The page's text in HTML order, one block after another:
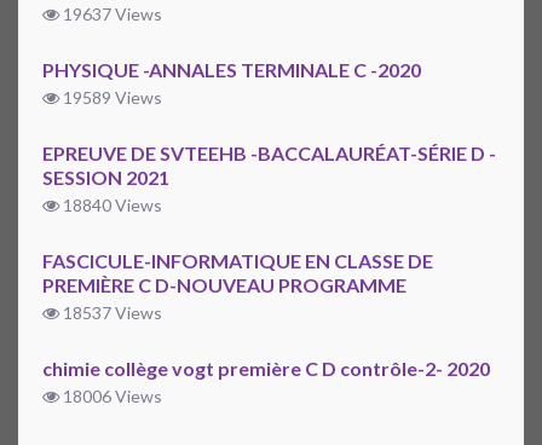
19637 Views
PHYSIQUE -ANNALES TERMINALE C -2020
19589 Views
EPREUVE DE SVTEEHB -BACCALAURÉAT-SÉRIE D -
SESSION 2021
18840 Views
FASCICULE-INFORMATIQUE EN CLASSE DE
PREMIÈRE C D-NOUVEAU PROGRAMME
18537 Views
chimie collège vogt première C D contrôle-2- 2020
18006 Views